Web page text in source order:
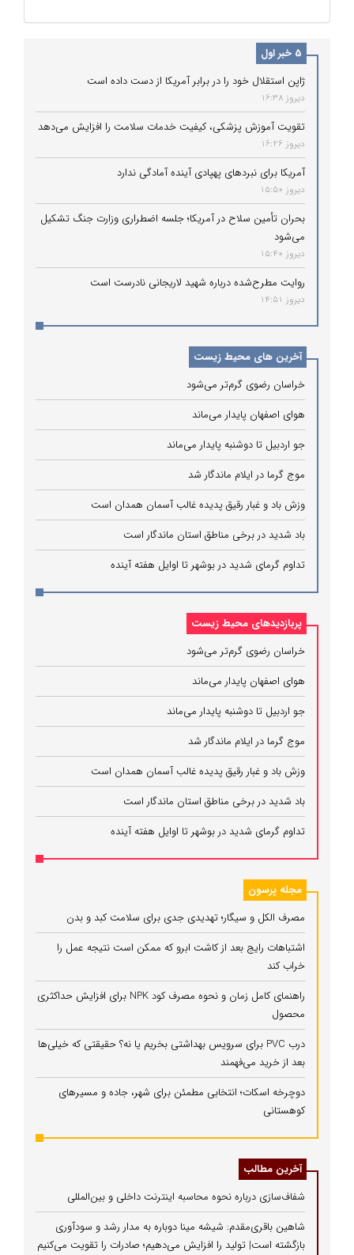
5 خبر اول
ژاپن استقلال خود را در برابر آمریکا از دست داده است
دیروز 16:38
تقویت آموزش پزشکی، کیفیت خدمات سلامت را افزایش می‌دهد
دیروز 16:26
آمریکا برای نبردهای پهپادی آینده آمادگی ندارد
دیروز 15:50
بحران تأمین سلاح در آمریکا؛ جلسه اضطراری وزارت جنگ تشکیل
می‌شود
دیروز 15:40
روایت مطرح‌شده درباره شهید لاریجانی نادرست است
دیروز 14:51
آخرین های محیط زیست
خراسان رضوی گرم‌تر می‌شود
هوای اصفهان پایدار می‌ماند
جو اردبیل تا دوشنبه پایدار می‌ماند
موج گرما در ایلام ماندگار شد
وزش باد و غبار رقیق پدیده غالب آسمان همدان است
باد شدید در برخی مناطق استان ماندگار است
تداوم گرمای شدید در بوشهر تا اوایل هفته آینده
پربازدیدهای محیط زیست
خراسان رضوی گرم‌تر می‌شود
هوای اصفهان پایدار می‌ماند
جو اردبیل تا دوشنبه پایدار می‌ماند
موج گرما در ایلام ماندگار شد
وزش باد و غبار رقیق پدیده غالب آسمان همدان است
باد شدید در برخی مناطق استان ماندگار است
تداوم گرمای شدید در بوشهر تا اوایل هفته آینده
مجله پرسون
مصرف الکل و سیگار؛ تهدیدی جدی برای سلامت کبد و بدن
اشتباهات رایج بعد از کاشت ابرو که ممکن است نتیجه عمل را
خراب کند
راهنمای کامل زمان و نحوه مصرف کود NPK برای افزایش حداکثری
محصول
درب PVC برای سرویس بهداشتی بخریم یا نه؟ حقیقتی که خیلی‌ها
بعد از خرید می‌فهمند
دوچرخه اسکات؛ انتخابی مطمئن برای شهر، جاده و مسیرهای
کوهستانی
آخرین مطالب
شفاف‌سازی درباره نحوه محاسبه اینترنت داخلی و بین‌المللی
شاهین باقری‌مقدم: شیشه مینا دوباره به مدار رشد و سودآوری
بازگشته است| تولید را افزایش می‌دهیم؛ صادرات را تقویت می‌کنیم